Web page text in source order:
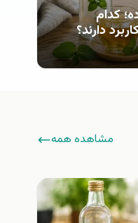
کدام
دارند؟
مشاهده همه